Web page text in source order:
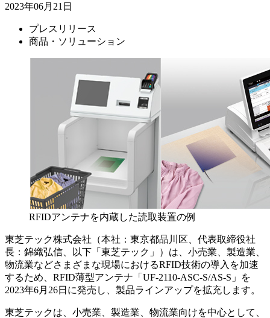
2023年06月21日
プレスリリース
商品・ソリューション
RFIDアンテナを内蔵した読取装置の例
東芝テック株式会社（本社：東京都品川区、代表取締役社
長：錦織弘信、以下「東芝テック」）は、小売業、製造業、
物流業などさまざまな現場におけるRFID技術の導入を加速
するため、RFID薄型アンテナ「UF-2110-ASC-S/AS-S」を
2023年6月26日に発売し、製品ラインアップを拡充します。
東芝テックは、小売業、製造業、物流業向けを中心として、